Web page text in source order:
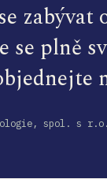
plně
spol. s r.o.